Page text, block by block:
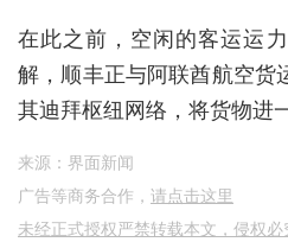
在此之前，空闲的客运运
解，顺丰正与阿联酋航空货
其迪拜枢纽网络，将货物进
来源：界面新闻
广告等商务合作， 请点击这里
未经正式授权严禁转载本文，侵权必